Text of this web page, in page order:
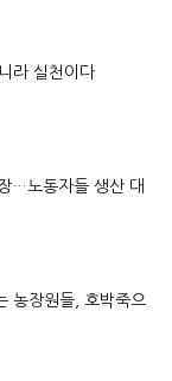
라 실천이다
…노동자들 생산 대
농장원들, 호박죽으